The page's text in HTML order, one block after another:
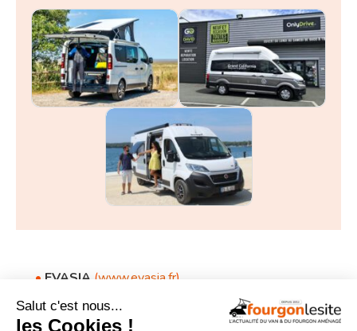
• EVASIA (www.evasia.fr)
Evasiaest un service de location proposé depuis 2009